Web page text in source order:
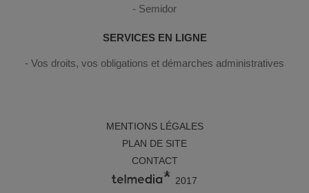
Semidor
SERVICES EN LIGNE
Vos droits, vos obligations et démarches administratives
MENTIONS LÉGALES
PLAN DE SITE
CONTACT
2017